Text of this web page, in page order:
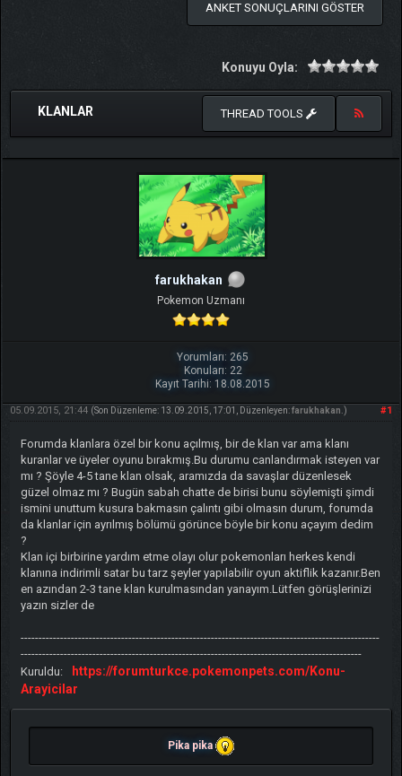
ANKET SONUÇLARINI GÖSTER
Konuyu Oyla:
KLANLAR THREAD TOOLS
farukhakan
Pokemon Uzmanı
Yorumları: 265
Konuları: 22
Kayıt Tarihi: 18.08.2015
#1
05.09.2015, 21:44 (Son Düzenleme: 13.09.2015, 17:01, Düzenleyen:farukhakan .)
Forumda klanlara özel bir konu açılmış, bir de klan var ama klanı
kuranlar ve üyeler oyunu bırakmış.Bu durumu canlandırmak isteyen var
mı ? Şöyle 4-5 tane klan olsak, aramızda da savaşlar düzenlesek
güzel olmaz mı ? Bugün sabah chatte de birisi bunu söylemişti şimdi
ismini unuttum kusura bakmasın çalıntı gibi olmasın durum, forumda
da klanlar için ayrılmış bölümü görünce böyle bir konu açayım dedim
?
Klan içi birbirine yardım etme olayı olur pokemonları herkes kendi
klanına indirimli satar bu tarz şeyler yapılabilir oyun aktiflik kazanır.Ben
en azından 2-3 tane klan kurulmasından yanayım.Lütfen görüşlerinizi
yazın sizler de
----------------------------------------------------------------------------------------------------
-----------------------------------------------------------------------------------------------
Kuruldu:
https://forumturkce.pokemonpets.com/Konu-
Arayicilar
Pika pika